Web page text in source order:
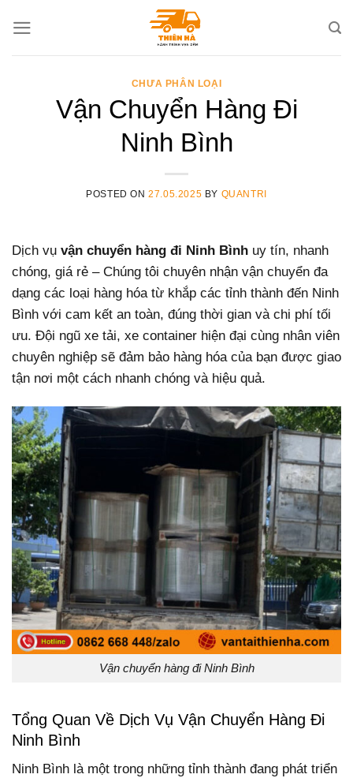
CHƯA PHÂN LOẠI
Vận Chuyển Hàng Đi
Ninh Bình
POSTED ON27.05.2025 BY QUANTRI
Dịch vụ vận chuyển hàng đi Ninh Bình uy tín, nhanh
chóng, giá rẻ – Chúng tôi chuyên nhận vận chuyển đa
dạng các loại hàng hóa từ khắp các tỉnh thành đến Ninh
Bình với cam kết an toàn, đúng thời gian và chi phí tối
ưu. Đội ngũ xe tải, xe container hiện đại cùng nhân viên
chuyên nghiệp sẽ đảm bảo hàng hóa của bạn được giao
tận nơi một cách nhanh chóng và hiệu quả.
Vận chuyển hàng đi Ninh Bình
Tổng Quan Về Dịch Vụ Vận Chuyển Hàng Đi
Ninh Bình
Ninh Bình là một trong những tỉnh thành đang phát triển